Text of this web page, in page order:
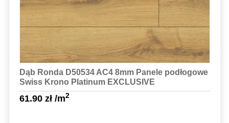
Dąb Ronda D50534 AC4 8mm Panele podłogowe
Swiss Krono Platinum EXCLUSIVE
61.90 zł/m2